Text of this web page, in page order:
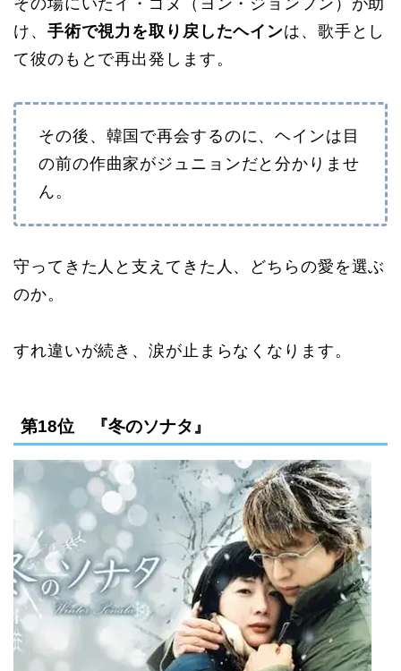
その場にいたイ・ゴヌ（ヨン・ジョンフン）が助
け、 手術で視力を取り戻したヘインは、歌手とし
て彼のもとで再出発します。
その後、韓国で再会するのに、ヘインは目
の前の作曲家がジュニョンだと分かりませ
ん。
守ってきた人と支えてきた人、どちらの愛を選ぶ
のか。
すれ違いが続き、涙が止まらなくなります。
第18位 『冬のソナタ』